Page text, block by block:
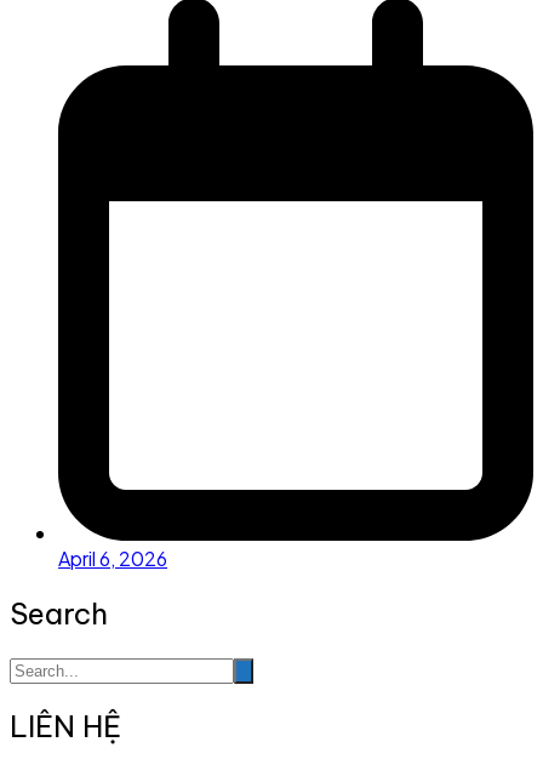
April 6, 2026
Search
LIÊN HỆ